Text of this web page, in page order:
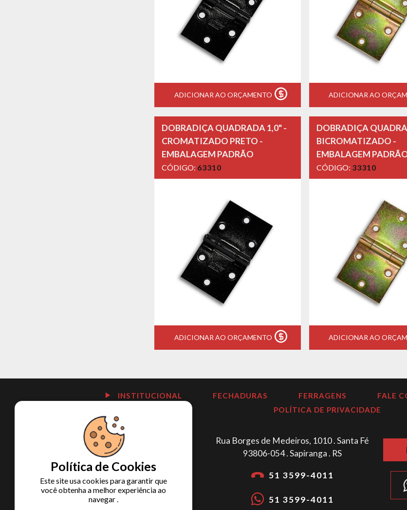
ADICIONAR AO ORÇAMENTO ADICIONAR AO
DOBRADIÇA QUADRADA 1,0" -
CROMATIZADO PRETO -
EMBALAGEM PADRÃO
CÓDIGO: 63310
ADICIONAR AO ORÇAMENTO
DOBRADIÇA
BICROMATIZADO -
EMBALAGEM
CÓDIGO: 33310
ADICIONAR AO
INSTITUCIONAL FECHADURAS FERRAGENS FALE
POLÍTICA DE PRIVACIDADE
Rua Borges de Medeiros, 1010 . Santa Fé
93806-054 . Sapiranga . RS
51 3599-4011
51 3599-4011
Política de Cookies
Este site usa cookies para garantir que
você obtenha a melhor experiência ao
navegar .